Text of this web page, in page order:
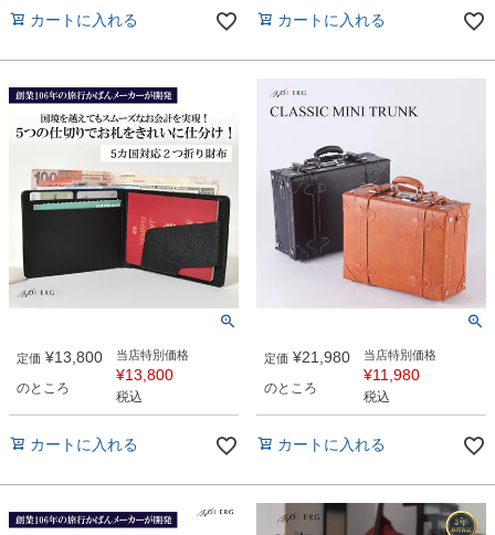
カートに入れる カートに入れる
定価 ¥13,800
のところ
当店特別価格
¥13,800
税込
カートに入れる
定価 ¥21,980
のところ
当店特別価格
¥11,980
税込
カートに入れる